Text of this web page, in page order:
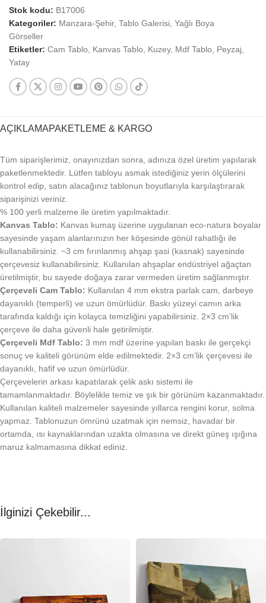
Stok kodu: B17006
Kategoriler: Manzara-Şehir, Tablo Galerisi, Yağlı Boya
Görseller
Etiketler: Cam Tablo, Kanvas Tablo, Kuzey, Mdf Tablo, Peyzaj,
Yatay
AÇIKLAMAPAKETLEME & KARGO
Tüm siparişlerimiz, onayınızdan sonra, adınıza özel üretim yapılarak
paketlenmektedir. Lütfen tabloyu asmak istediğiniz yerin ölçülerini
kontrol edip, satın alacağınız tablonun boyutlarıyla karşılaştırarak
siparişinizi veriniz.
% 100 yerli malzeme ile üretim yapılmaktadır.
Kanvas Tablo: Kanvas kumaş üzerine uygulanan eco-natura boyalar
sayesinde yaşam alanlarınızın her köşesinde gönül rahatlığı ile
kullanabilirsiniz. ~3 cm fırınlanmış ahşap şasi (kasnak) sayesinde
çerçevesiz kullanabilirsiniz. Kullanılan ahşaplar endüstriyel ağaçtan
üretilmiştir, bu sayede doğaya zarar vermeden üretim sağlanmıştır.
Çerçeveli Cam Tablo: Kullanılan 4 mm ekstra parlak cam, darbeye
dayanıklı (temperli) ve uzun ömürlüdür. Baskı yüzeyi camın arka
tarafında kaldığı için kolayca temizliğini yapabilirsiniz. 2×3 cm’lik
çerçeve ile daha güvenli hale getirilmiştir.
Çerçeveli Mdf Tablo: 3 mm mdf üzerine yapılan baskı ile gerçekçi
sonuç ve kaliteli görünüm elde edilmektedir. 2×3 cm’lik çerçevesi ile
dayanıklı, hafif ve uzun ömürlüdür.
Çerçevelerin arkası kapatılarak çelik askı sistemi ile
tamamlanmaktadır. Böylelikle temiz ve şık bir görünüm kazanmaktadır.
Kullanılan kaliteli malzemeler sayesinde yıllarca rengini korur, solma
yapmaz. Tablonuzun ömrünü uzatmak için nemsiz, havadar bir
ortamda, ısı kaynaklarından uzakta olmasına ve direkt güneş ışığına
maruz kalmamasına dikkat ediniz.
İlginizi Çekebilir...